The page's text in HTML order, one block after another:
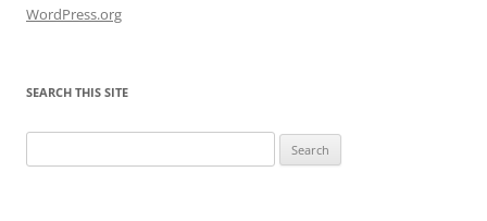
WordPress.org
SEARCH THIS SITE
for: